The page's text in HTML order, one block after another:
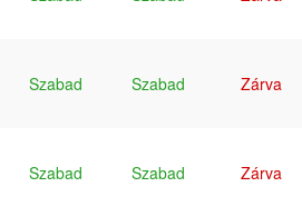
Szabad Szabad Zárva
Szabad Szabad Zárva